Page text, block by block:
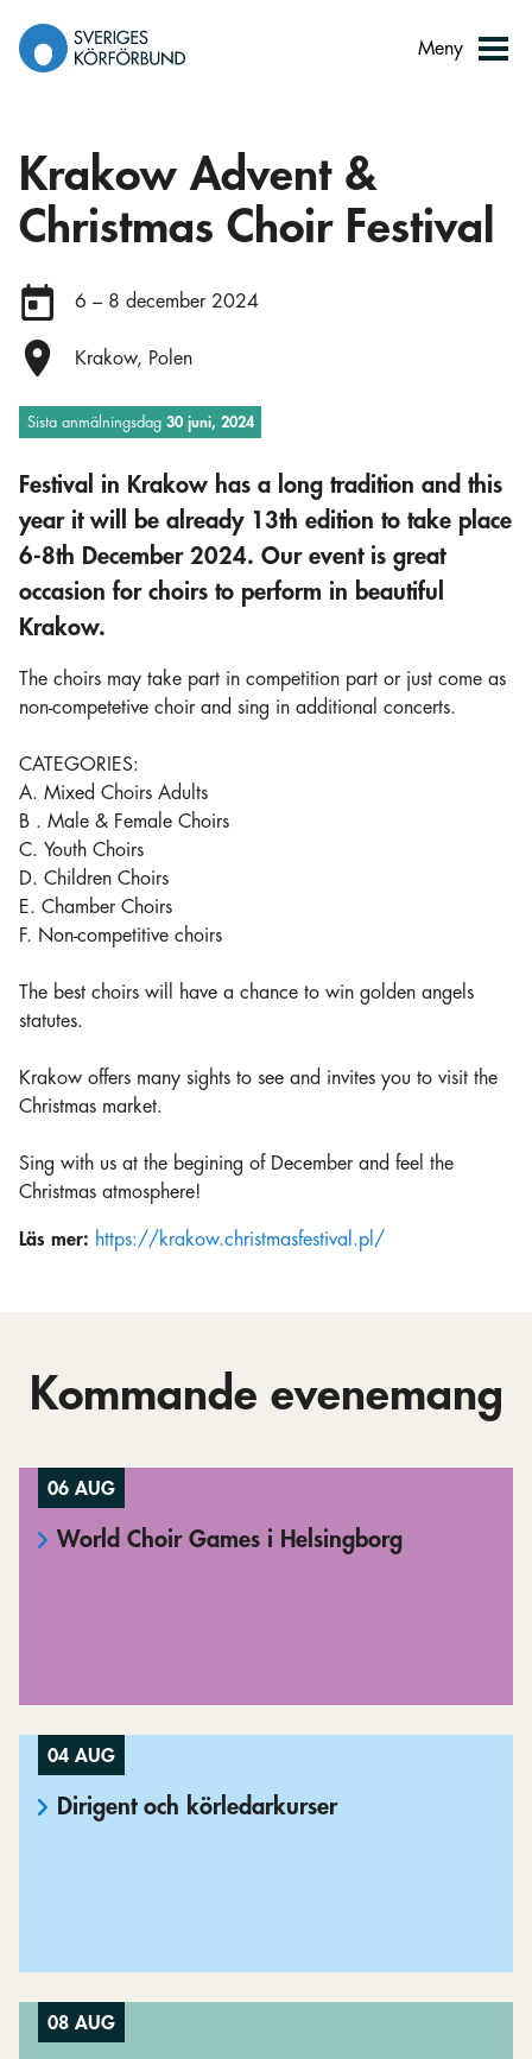
innehåll
Meny
Krakow Advent &
Christmas Choir Festival
Datum:
6 – 8 december 2024
Plats:
Krakow, Polen
Sista anmälningsdag 30 juni, 2024
Festival in Krakow has a long tradition and this
year it will be already 13th edition to take place
6-8th December 2024. Our event is great
occasion for choirs to perform in beautiful
Krakow.
The choirs may take part in competition part or just come as
non-competetive choir and sing in additional concerts.
CATEGORIES:
A. Mixed Choirs Adults
B . Male & Female Choirs
C. Youth Choirs
D. Children Choirs
E. Chamber Choirs
F. Non-competitive choirs
The best choirs will have a chance to win golden angels
statutes.
Krakow offers many sights to see and invites you to visit the
Christmas market.
Sing with us at the begining of December and feel the
Christmas atmosphere!
Läs mer: https://krakow.christmasfestival.pl/
Kommande evenemang
06 AUG
World Choir Games i Helsingborg
04 AUG
Dirigent och körledarkurser
08 AUG